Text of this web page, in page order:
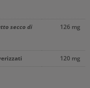
secco di
126 mg
120 mg